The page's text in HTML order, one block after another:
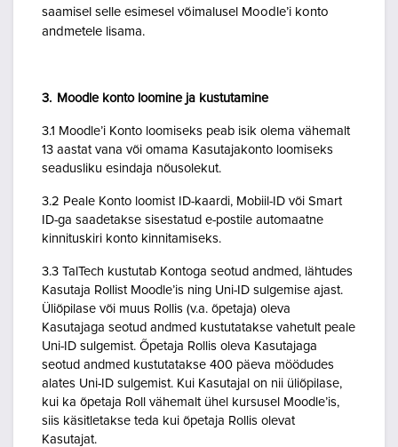
saamisel selle esimesel võimalusel Moodle’i konto
andmetele lisama.
3. Moodle konto loomine ja kustutamine
3.1 Moodle’i Konto loomiseks peab isik olema vähemalt
13 aastat vana või omama Kasutajakonto loomiseks
seadusliku esindaja nõusolekut.
3.2 Peale Konto loomist ID-kaardi, Mobiil-ID või Smart
ID-ga saadetakse sisestatud e-postile automaatne
kinnituskiri konto kinnitamiseks.
3.3 TalTech kustutab Kontoga seotud andmed, lähtudes
Kasutaja Rollist Moodle’is ning Uni-ID sulgemise ajast.
Üliõpilase või muus Rollis (v.a. õpetaja) oleva
Kasutajaga seotud andmed kustutatakse vahetult peale
Uni-ID sulgemist. Õpetaja Rollis oleva Kasutajaga
seotud andmed kustutatakse 400 päeva möödudes
alates Uni-ID sulgemist. Kui Kasutajal on nii üliõpilase,
kui ka õpetaja Roll vähemalt ühel kursusel Moodle’is,
siis käsitletakse teda kui õpetaja Rollis olevat
Kasutajat.